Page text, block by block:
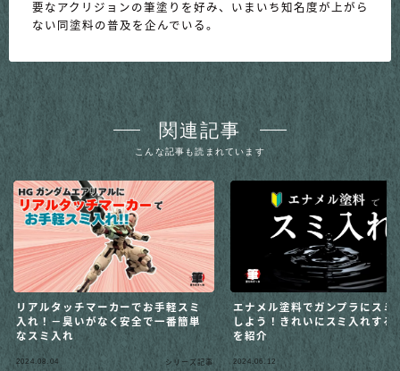
要なアクリジョンの筆塗りを好み、いまいち知名度が上がら
ない同塗料の普及を企んでいる。
関連記事
こんな記事も読まれています
リアルタッチマーカーでお手軽スミ
入れ！－臭いがなく安全で一番簡単
なスミ入れ
2024.08.04 シリーズ記事
エナメル塗料でガンプラにスミ
しよう！きれいにスミ入れする
を紹介
2024.06.12